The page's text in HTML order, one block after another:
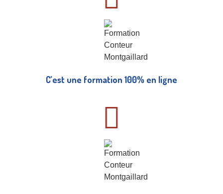
C’est une formation 100% en ligne